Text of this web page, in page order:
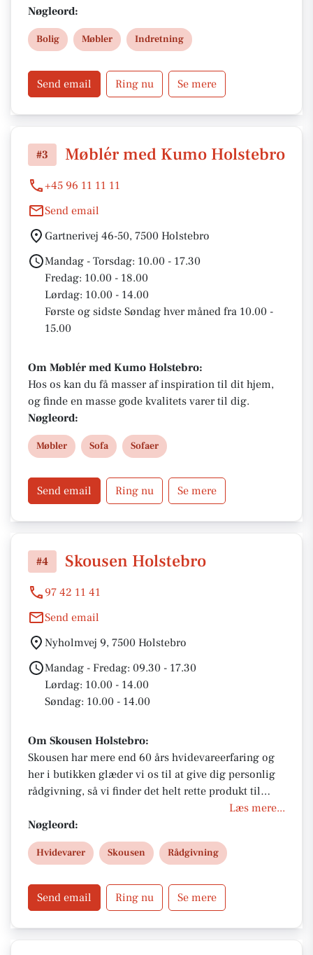
opstillinger, hvor vi kombinerer fine produkter fra
vores mange forskellige brands. Til vores
opstillinger får vi inspiration fra årstiderne og de
- vi glæder os til at se dig.
Nøgleord:
Bolig Møbler Indretning
Send email Ring nu Se mere
#3 Møblér med Kumo Holstebro
+45 96 11 11 11
Send email
Gartnerivej 46-50, 7500 Holstebro
Mandag - Torsdag: 10.00 - 17.30
Fredag: 10.00 - 18.00
Lørdag: 10.00 - 14.00
Første og sidste Søndag hver måned fra 10.00 -
15.00
Om Møblér med Kumo Holstebro:
Hos os kan du få masser af inspiration til dit hjem,
og finde en masse gode kvalitets varer til dig.
Nøgleord:
Møbler Sofa Sofaer
Send email Ring nu Se mere
#4 Skousen Holstebro
97 42 11 41
Send email
Nyholmvej 9, 7500 Holstebro
Mandag - Fredag: 09.30 - 17.30
Lørdag: 10.00 - 14.00
Søndag: 10.00 - 14.00
Om Skousen Holstebro:
Skousen har mere end 60 års hvidevareerfaring og
her i butikken glæder vi os til at give dig personlig
rådgivning, så vi finder det helt rette produkt til
netop dit behov. Og vi følger naturligvis din handel
fra start til slut. Det er uanset om du mangler et
mindre produkt eller alle hvidevarer til dit nye
køkken.
Læs mere...
Nøgleord:
Hvidevarer Skousen Rådgivning
Send email Ring nu Se mere